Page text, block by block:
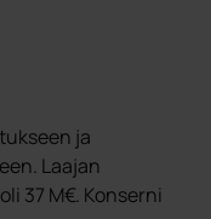
ja
Laajan
37 M€. Konserni